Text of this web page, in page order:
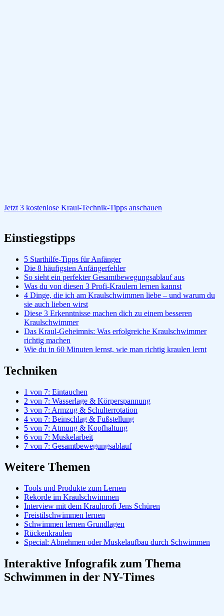
Jetzt 3 kostenlose Kraul-Technik-Tipps anschauen
Einstiegstipps
5 Starthilfe-Tipps für Anfänger
Die 8 häufigsten Anfängerfehler
So sieht ein perfekter Gesamtbewegungsablauf aus
Was du von diesen 3 Profi-Kraulern lernen kannst
4 Dinge, die ich am Kraulschwimmen liebe – und warum du
sie auch lieben wirst
Diese 3 Erkenntnisse machen dich zu einem besseren
Kraulschwimmer
Das Kraul-Geheimnis: Was erfolgreiche Kraulschwimmer
richtig machen
Wie du in 60 Minuten lernst, wie man richtig kraulen lernt
Techniken
1 von 7: Eintauchen
2 von 7: Wasserlage & Körperspannung
3 von 7: Armzug & Schulterrotation
4 von 7: Beinschlag & Fußstellung
5 von 7: Atmung & Kopfhaltung
6 von 7: Muskelarbeit
7 von 7: Gesamtbewegungsablauf
Weitere Themen
Tools und Produkte zum Lernen
Rekorde im Kraulschwimmen
Interview mit dem Kraulprofi Jens Schüren
Freistilschwimmen lernen
Schwimmen lernen Grundlagen
Rückenkraulen
Special: Abnehmen oder Muskelaufbau durch Schwimmen
Interaktive Infografik zum Thema
Schwimmen in der NY-Times